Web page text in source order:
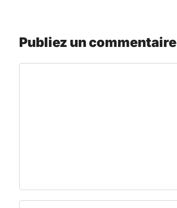
Publiez un commentaire